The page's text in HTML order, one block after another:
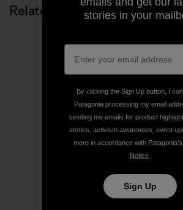
Related Storiesstories in your
By clicking the Sign Up button, I
Patagonia processing my email
sending me emails for product
stories, activism awareness, event
more in accordance with Patagonia’s
Notice.
Sign Up